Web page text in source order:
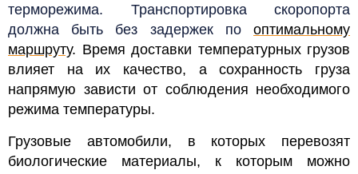
терморежима. Транспортировка скоропорта
должна быть без задержек по оптимальному
маршруту. Время доставки температурных грузов
влияет на их качество, а сохранность груза
напрямую зависти от соблюдения необходимого
режима температуры.
Грузовые автомобили, в которых перевозят
биологические материалы, к которым можно